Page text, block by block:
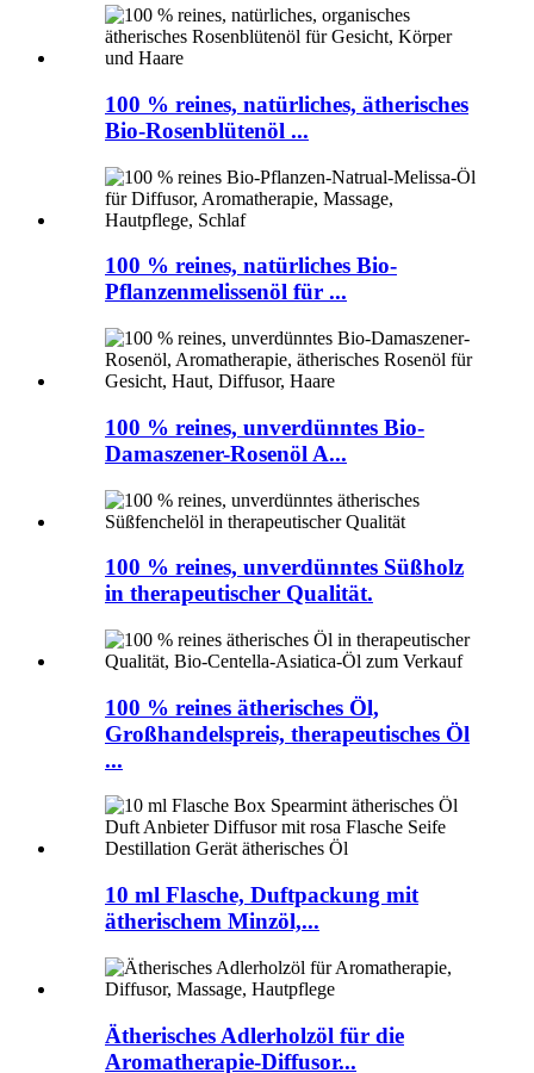
100 % reines, natürliches, ätherisches
Bio-Rosenblütenöl ...
100 % reines, natürliches Bio-
Pflanzenmelissenöl für ...
100 % reines, unverdünntes Bio-
Damaszener-Rosenöl A...
100 % reines, unverdünntes Süßholz
in therapeutischer Qualität.
100 % reines ätherisches Öl,
Großhandelspreis, therapeutisches Öl
...
10 ml Flasche, Duftpackung mit
ätherischem Minzöl,...
Ätherisches Adlerholzöl für die
Aromatherapie-Diffusor...